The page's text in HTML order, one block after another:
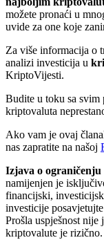
možete pronaći u
uvide za one koje
Za više informacija o
analizi investicija u
KriptoVijesti.
Budite u toku sa svim
kriptovaluta
Ako vam je ovaj
nas zapratite na našoj
Izjava o ograničenju
namijenjen je
financijski,
investicije
Prošla uspješnost nije
kriptovalute je rizično.